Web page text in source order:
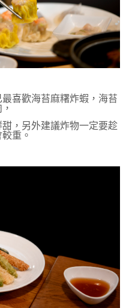
喜歡海苔麻糬炸蝦，海苔
，另外建議炸物一定要趁
重。